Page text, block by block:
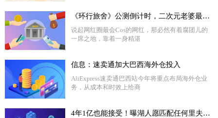
《环行旅舍》公测倒计时，二次元老婆最多的游戏，终于来了！
说起网红圈最会Cos的网红，那必然有着腐团儿的
一席之地，靠着一身精湛
信息：速卖通加大巴西海外仓投入
AliExpress速卖通巴西站今年将重点布局海外仓业
务，从成本和时效上给商
4年1亿也能接受！曝湖人愿匹配任何里夫斯报价：为何仍准备替代者